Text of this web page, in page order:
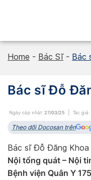
Home - Bác Sĩ- Bác
Bác sĩ Đỗ
Ngày cập nhật: 27/03/25 Tác giả:
Theo dõi Docosan trên
Bác sĩ Đỗ Đăng
Nội tổng quát – Nội
Bệnh viện Quân Y 175